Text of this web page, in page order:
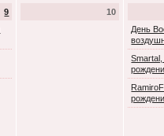
9
10
День